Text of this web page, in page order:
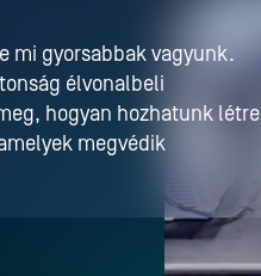
mi gyorsabbak vagyunk.
élvonalbeli
hogyan hozhatunk létre
megvédik